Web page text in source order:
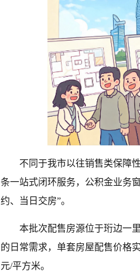
不同于我市以往销售类保障
条一站式闭环服务，公积金业务
约、当日交房”。
本批次配售房源位于珩边一
的日常需求，单套房屋配售价格
元/平方米。